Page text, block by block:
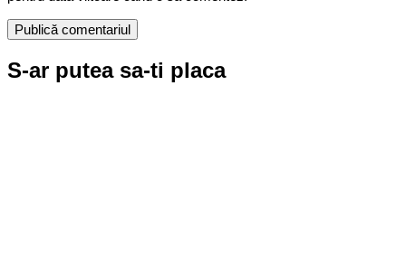
S-ar putea sa-ti placa